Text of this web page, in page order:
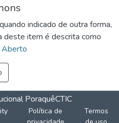
indicado de outra forma,
deste item é descrita como
PoraquêCTIC
Política de
Termos